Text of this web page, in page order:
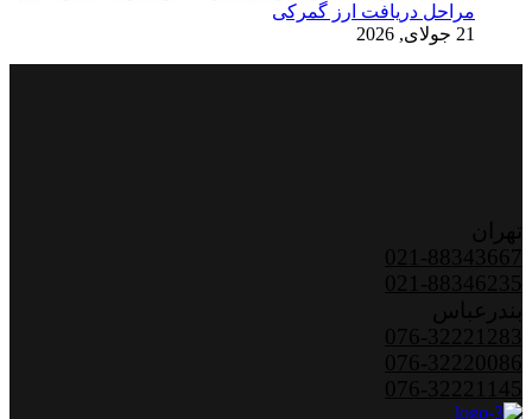
مراحل دریافت ارز گمرکی
21 جولای, 2026